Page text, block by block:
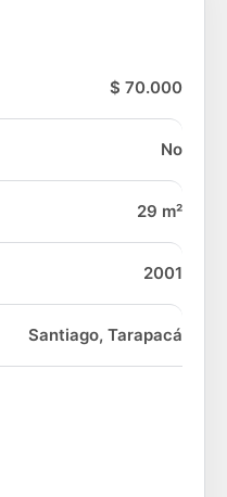
$ 70.000
No
29 m²
2001
Santiago, Tarapacá